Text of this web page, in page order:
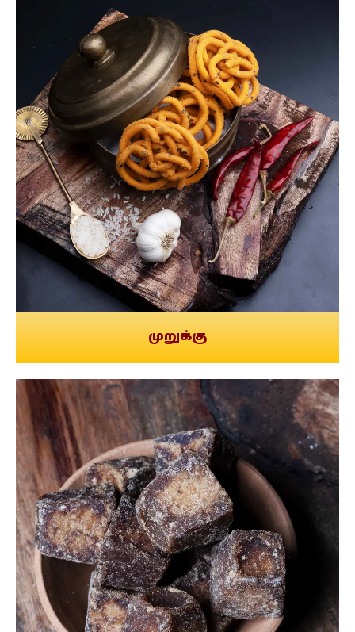
முறுக்கு